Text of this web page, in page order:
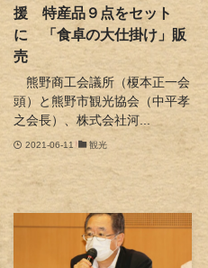
援 特産品９点をセット
に 「食卓の大仕掛け」販
売
熊野商工会議所（榎本正一会
頭）と熊野市観光協会（中平孝
之会長）、株式会社河...
2021-06-11 観光